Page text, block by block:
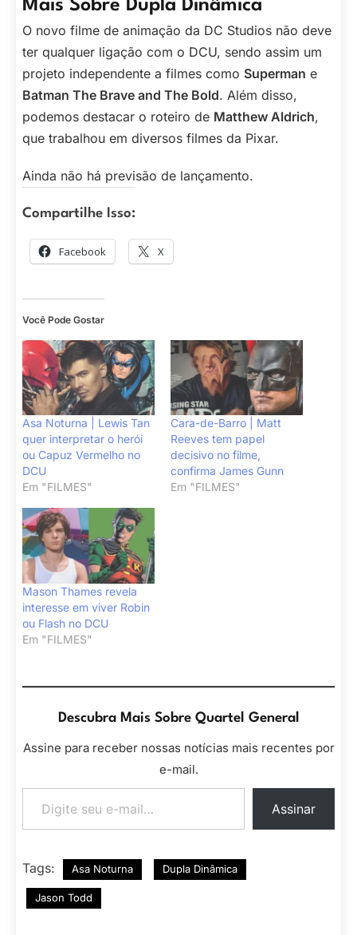
Mais Sobre Dupla Dinâmica
O novo filme de animação da DC Studios não deve
ter qualquer ligação com o DCU, sendo assim um
projeto independente a filmes como Superman e
Batman The Brave and The Bold. Além disso,
podemos destacar o roteiro de Matthew Aldrich,
que trabalhou em diversos filmes da Pixar.
Ainda não há previsão de lançamento.
Compartilhe Isso:
Facebook X
Você Pode Gostar
Asa Noturna | Lewis Tan
quer interpretar o herói
ou Capuz Vermelho no
DCU
Em "FILMES"
Cara-de-Barro | Matt
Reeves tem papel
decisivo no filme,
confirma James Gunn
Em "FILMES"
Mason Thames revela
interesse em viver Robin
ou Flash no DCU
Em "FILMES"
Descubra Mais Sobre Quartel General
Assine para receber nossas notícias mais recentes por
e-mail.
Digite seu e-mail…
Assinar
Tags: Asa Noturna Dupla Dinâmica
Jason Todd